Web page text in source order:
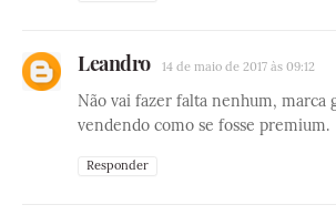
Leandro 14 de maio de 2017 às 09:12
Não vai fazer falta nenhum, marca
vendendo como se fosse premium.
Responder